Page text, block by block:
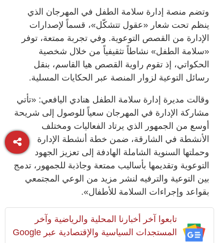
وتضم منصة إدارة سلامة الطفل في المهرجان الذي
ينظم تحت شعار «عقول تتشكّل»، قسماً لإصدارات
الإدارة من القصص التوعوية. وفي تجربة ممتعة، توفر
«سلامة الطفل» نشاطاً تثقيفياً من خلال شخصية
الحكواتي، إذ تقوم راوية القصص هيا القاسم، بنقل
رسائل التوعية لزوار المنصة عبر الحكايات المسلية.
وقالت مديرة إدارة سلامة الطفل هنادي اليافعي: «تأتي
مشاركة الإدارة في المهرجان سعياً للوصول إلى شريحة
أوسع من الجمهور الذي يرتاد الفعاليات ومختلف
الأنشطة في الشارقة، ضمن خطة أنشطة الإدارة
وحملتها السنوية الشاملة الهادفة إلى تعزيز الجهود
التوعوية وتقديمها بأساليب ممتعة وجاذبة للجمهور، تدمج
بين التوعية والترفيه لنشر مزيد من الوعي المجتمعي
بقواعد وإجراءات السلامة للأطفال».
تابعوا آخر أخبارنا المحلية والرياضية وآخر
المستجدات السياسية والإقتصادية عبر Google